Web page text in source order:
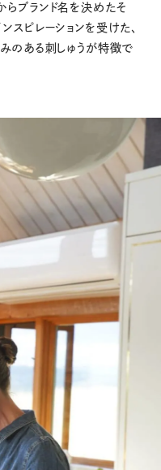
らブランド名を決めたそ
スピレーションを受けた、
のある刺しゅうが特徴で